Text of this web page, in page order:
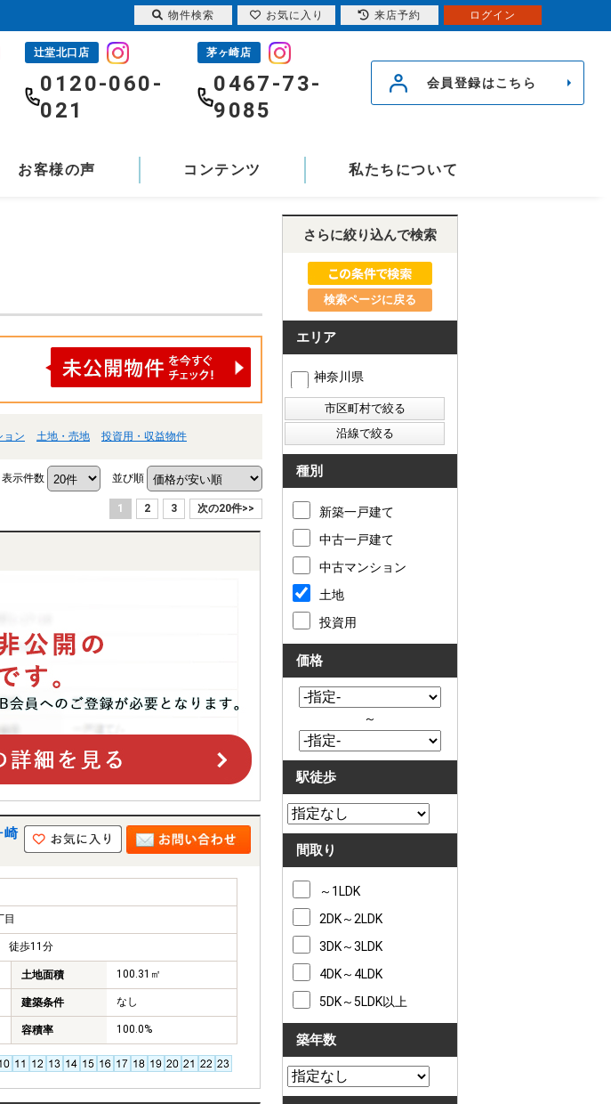
辻堂北口店
0120-060-
021
茅ヶ崎店
0467-73-
9085
会員登録はこちら
お客様の声 コンテンツ 私たちについて
ョン 土地・売地 投資用・収益物件
表示件数 並び順
1 2 3 次の20件>>
崎
目
徒歩11分
土地面積 100.31㎡
建築条件 なし
容積率 100.0%
さらに絞り込んで検索
検索ページに戻る
エリア
神奈川県
種別
新築一戸建て
中古一戸建て
中古マンション
土地
投資用
価格
～
駅徒歩
間取り
～1LDK
2DK～2LDK
3DK～3LDK
4DK～4LDK
5DK～5LDK以上
築年数
物件検索 お気に入り 来店予約 ログイン